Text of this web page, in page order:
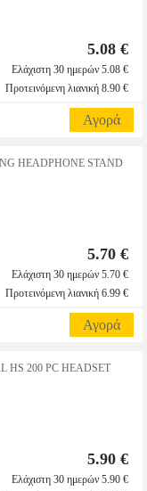
5.08 €
Ελάχιστη 30 ημερών 5.08 €
Προτεινόμενη λιανική 8.90 €
Αγορά
HEADPHONE STAND
5.70 €
Ελάχιστη 30 ημερών 5.70 €
Προτεινόμενη λιανική 6.99 €
Αγορά
HS 200 PC HEADSET
5.90 €
Ελάχιστη 30 ημερών 5.90 €